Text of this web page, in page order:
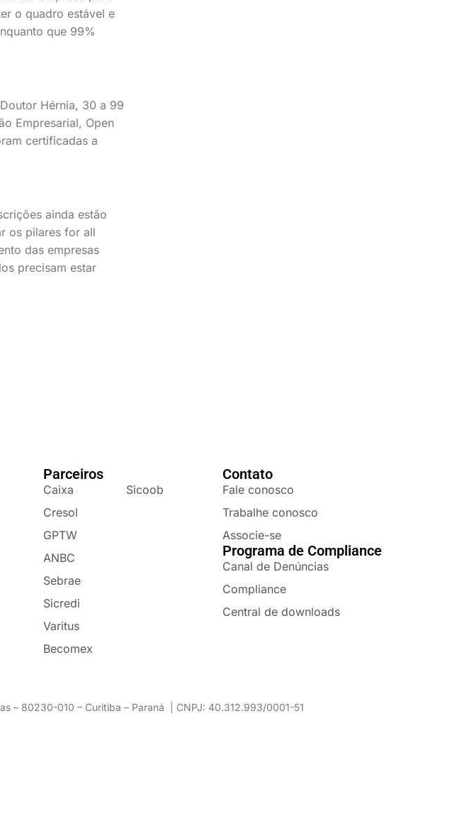
o quadro estável e
que 99%
Hérnia, 30 a 99
Empresarial, Open
certificadas a
ainda estão
os pilares for all
das empresas
precisam estar
Parceiros
Caixa
Cresol
GPTW
ANBC
Sebrae
Sicredi
Varitus
Becomex
Sicoob
Contato
Fale conosco
Trabalhe conosco
Associe-se
Programa de Compliance
Canal de Denúncias
Compliance
Central de downloads
– 80230-010 – Curitiba – Paraná | CNPJ: 40.312.993/0001-51